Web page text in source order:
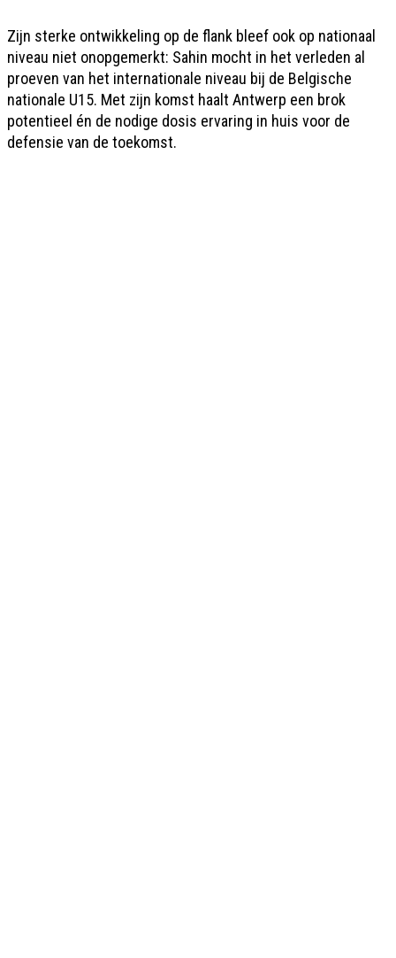
Zijn sterke ontwikkeling op de flank bleef ook op nationaal
niveau niet onopgemerkt: Sahin mocht in het verleden al
proeven van het internationale niveau bij de Belgische
nationale U15. Met zijn komst haalt Antwerp een brok
potentieel én de nodige dosis ervaring in huis voor de
defensie van de toekomst.